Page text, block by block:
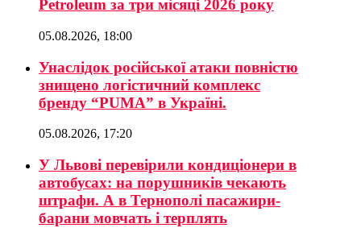
Petroleum за три місяці 2026 року
05.08.2026, 18:00
Унаслідок російської атаки повністю
знищено логістичний комплекс
бренду “PUMA” в Україні.
05.08.2026, 17:20
У Львові перевірили кондиціонери в
автобусах: на порушників чекають
штрафи. А в Тернополі пасажири-
барани мовчать і терплять